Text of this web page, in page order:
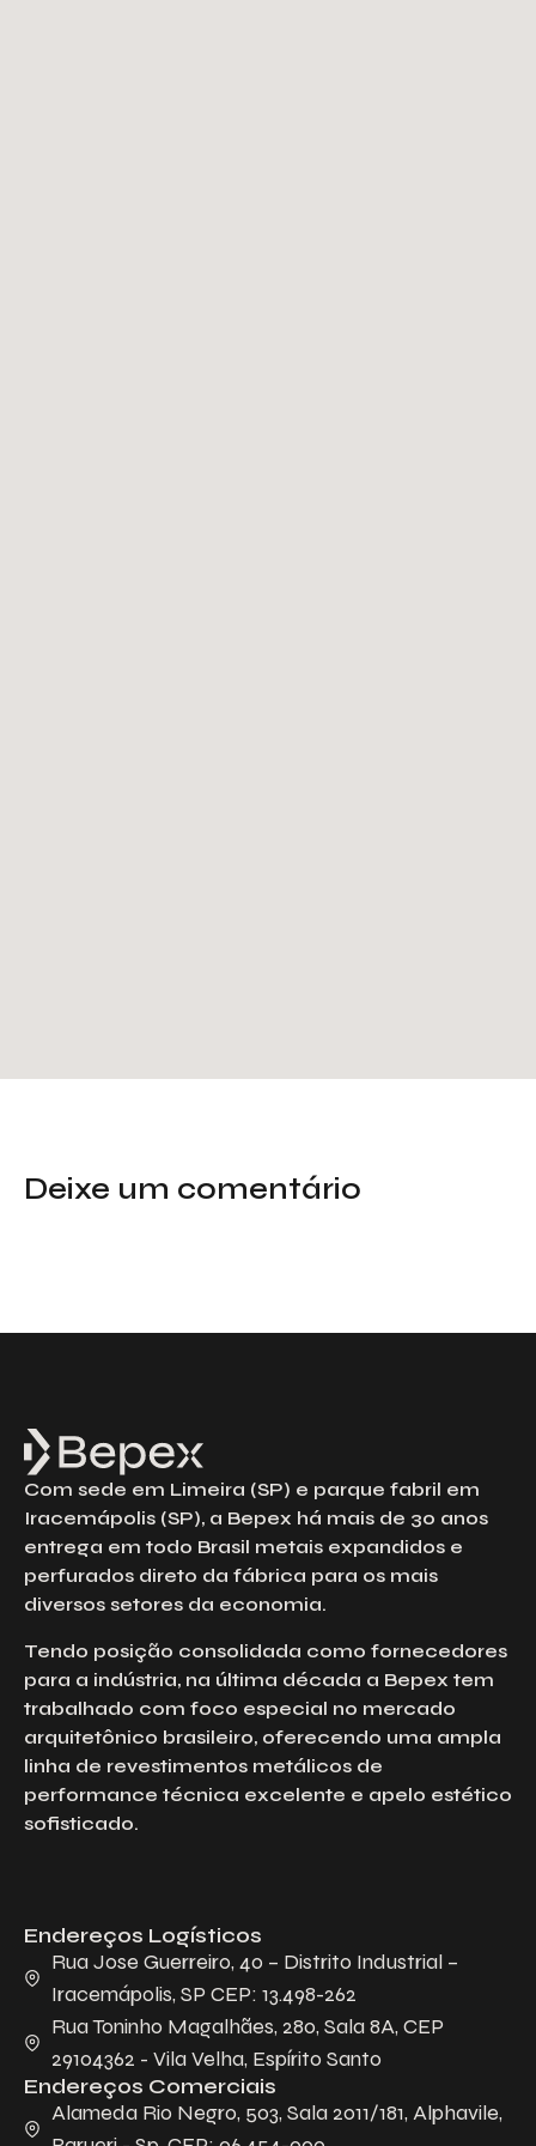
Deixe um comentário
Com sede em Limeira (SP) e parque fabril em
Iracemápolis (SP), a Bepex há mais de 30 anos
entrega em todo Brasil metais expandidos e
perfurados direto da fábrica para os mais
diversos setores da economia.
Tendo posição consolidada como fornecedores
para a indústria, na última década a Bepex tem
trabalhado com foco especial no mercado
arquitetônico brasileiro, oferecendo uma ampla
linha de revestimentos metálicos de
performance técnica excelente e apelo estético
sofisticado.
Endereços Logísticos
Rua Jose Guerreiro, 40 – Distrito Industrial –
Iracemápolis, SP CEP: 13.498-262
Rua Toninho Magalhães, 280, Sala 8A, CEP
29104362 - Vila Velha, Espírito Santo
Endereços Comerciais
Alameda Rio Negro, 503, Sala 2011/181, Alphavile,